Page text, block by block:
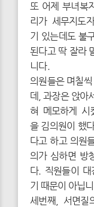
또 어제 부녀복
리가 세무지도
기 있는데도 불
된다고 딱 잘라
니다.
의원들은 며칠
데, 과장은 앉아
혀 메모하게 시
을 김의원이 했
다고 하고 의원
의가 심하면 방
다. 직원들이 대
기 때문이 아닙
세번째, 서면질